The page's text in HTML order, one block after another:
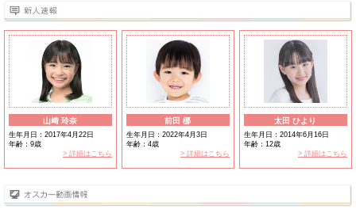
（→詳細）
イベント
2026年4月18日
Rakuten GirlsAward 2026
SPRING/SUMMER
（
→詳細 ）
2026年2月15日
「TGC in あいち・なごや 2026」
→詳細）
2026年3月31日
超十代 -ULTRA TEENS FES- 2026
（→詳細）
LARME（→詳細）
本田紗来『sara kitten』
WEB
「TSUKUBA WELL-BEING PROJECT」
雑誌
日生協
「24ベストヒット納涼号」
「22ベストヒット盛夏号」
書籍
世界文化社
「魔法の保育環境づくり」
CM
山﨑 玲奈
生年月日：2017年4月22日
年齢：9歳
> 詳細はこちら
前田 梛
生年月日：2022年4月3日
年齢：4歳
> 詳細はこちら
太田 ひより
生年月日：2014年6月16日
年齢：12歳
> 詳細はこちら